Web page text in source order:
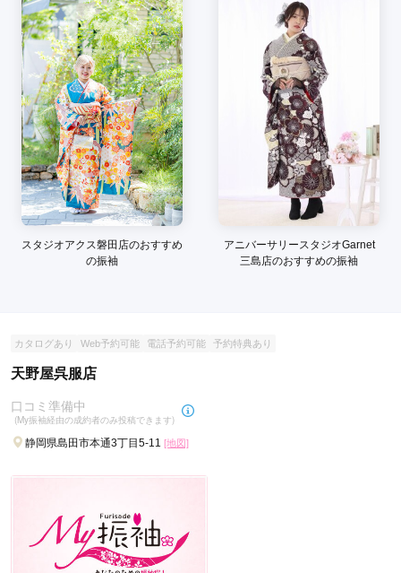
スタジオアクス磐田店のおすすめ
の振袖
アニバーサリースタジオGarnet
三島店のおすすめの振袖
カタログあり Web予約可能 電話予約可能 予約特典あり
天野屋呉服店
口コミ準備中
(My振袖経由の成約者のみ投稿できます)
静岡県島田市本通3丁目5-11 [地図]